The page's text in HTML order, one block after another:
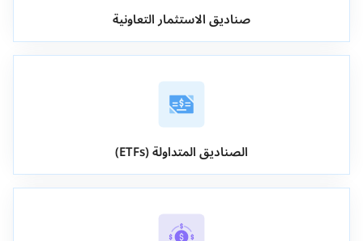
صناديق الاستثمار التعاونية
الصناديق المتداولة (ETFs)